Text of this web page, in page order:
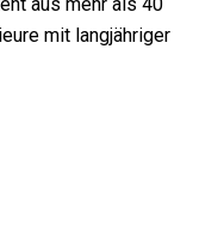
mit langjähriger